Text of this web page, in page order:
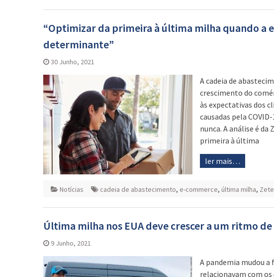
“Optimizar da primeira à última milha quando a
determinante”
30 Junho, 2021
A cadeia de
crescimento do
às expectativas dos
causadas pela
nunca. A análise é
primeira à última
ler mais…
Notícias cadeia de abastecimento, e-commerce, última milha,
Última milha nos EUA deve crescer a um ritmo de
9 Junho, 2021
A pandemia mudou
relacionavam com